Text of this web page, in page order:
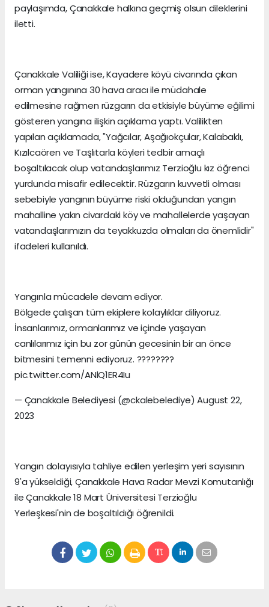
paylaşımda, Çanakkale halkına geçmiş olsun dileklerini
iletti.
Çanakkale Valiliği ise, Kayadere köyü civarında çıkan
orman yangınına 30 hava aracı ile müdahale
edilmesine rağmen rüzgarın da etkisiyle büyüme eğilimi
gösteren yangına ilişkin açıklama yaptı. Valilikten
yapılan açıklamada, "Yağcılar, Aşağıokçular, Kalabaklı,
Kızılcaören ve Taşlıtarla köyleri tedbir amaçlı
boşaltılacak olup vatandaşlarımız Terzioğlu kız öğrenci
yurdunda misafir edilecektir. Rüzgarın kuvvetli olması
sebebiyle yangının büyüme riski olduğundan yangın
mahalline yakın civardaki köy ve mahallelerde yaşayan
vatandaşlarımızın da teyakkuzda olmaları da önemlidir"
ifadeleri kullanıldı.
Yangınla mücadele devam ediyor.
Bölgede çalışan tüm ekiplere kolaylıklar diliyoruz.
İnsanlarımız, ormanlarımız ve içinde yaşayan
canlılarımız için bu zor günün gecesinin bir an önce
bitmesini temenni ediyoruz. ????????
pic.twitter.com/ANlQ1ER4Iu
— Çanakkale Belediyesi (@ckalebelediye) August 22,
2023
Yangın dolayısıyla tahliye edilen yerleşim yeri sayısının
9'a yükseldiği, Çanakkale Hava Radar Mevzi Komutanlığı
ile Çanakkale 18 Mart Üniversitesi Terzioğlu
Yerleşkesi'nin de boşaltıldığı öğrenildi.